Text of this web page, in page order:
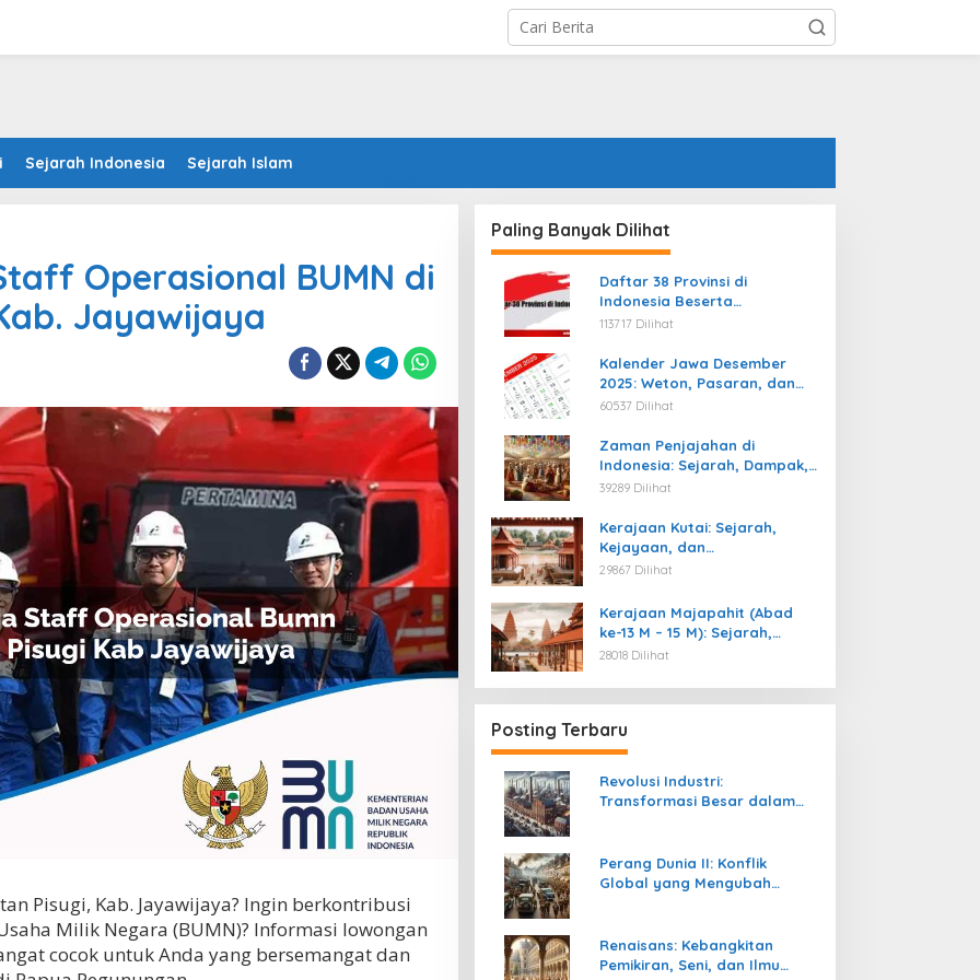
Sejarah Indonesia Sejarah Islam
Operasional BUMN di
Jayawijaya
Pisugi, Kab. Jayawijaya? Ingin berkontribusi
Milik Negara (BUMN)? Informasi lowongan
cocok untuk Anda yang bersemangat dan
Paling Banyak Dilihat
Daftar 38 Provinsi di
Indonesia Beserta
Ibukotanya Terbaru
113717 Dilihat
Kalender Jawa Desember
2025: Weton, Pasaran, dan
Hari Baik
60537 Dilihat
Zaman Penjajahan di
Indonesia: Sejarah, Dampak,
dan Perjuangan Menuju
39289 Dilihat
Kerajaan Kutai: Sejarah,
Kejayaan, dan
Peninggalannya (Abad ke-4
29867 Dilihat
Kerajaan Majapahit (Abad
ke-13 M – 15 M): Sejarah,
Kejayaan, dan
28018 Dilihat
Posting Terbaru
Revolusi Industri:
Transformasi Besar dalam
Perang Dunia II: Konflik
Global yang Mengubah
Renaisans: Kebangkitan
Pemikiran, Seni, dan Ilmu